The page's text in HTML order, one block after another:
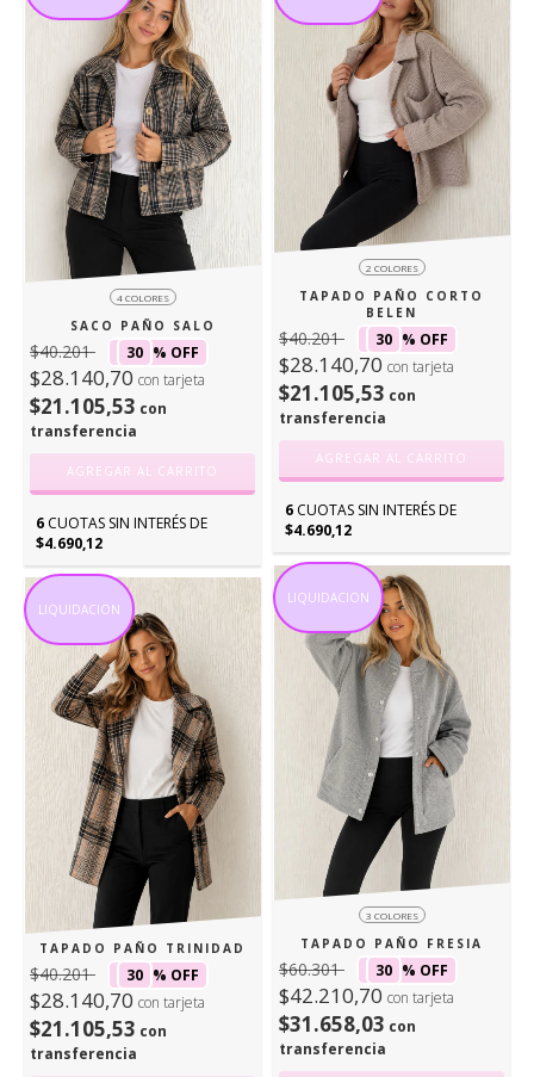
4 COLORES
SACO PAÑO SALO
$40.201 30 % OFF
$28.140,70 con tarjeta
$21.105,53 con
transferencia
AGREGAR AL CARRITO
6 CUOTAS SIN INTERÉS DE
$4.690,12
2 COLORES
TAPADO PAÑO CORTO
BELEN
$40.201 30 % OFF
$28.140,70 con tarjeta
$21.105,53 con
transferencia
AGREGAR AL CARRITO
6 CUOTAS SIN INTERÉS DE
$4.690,12
LIQUIDACION
TAPADO PAÑO TRINIDAD
$40.201 30 % OFF
$28.140,70 con tarjeta
$21.105,53 con
transferencia
LIQUIDACION
3 COLORES
TAPADO PAÑO FRESIA
$60.301 30 % OFF
$42.210,70 con tarjeta
$31.658,03 con
transferencia